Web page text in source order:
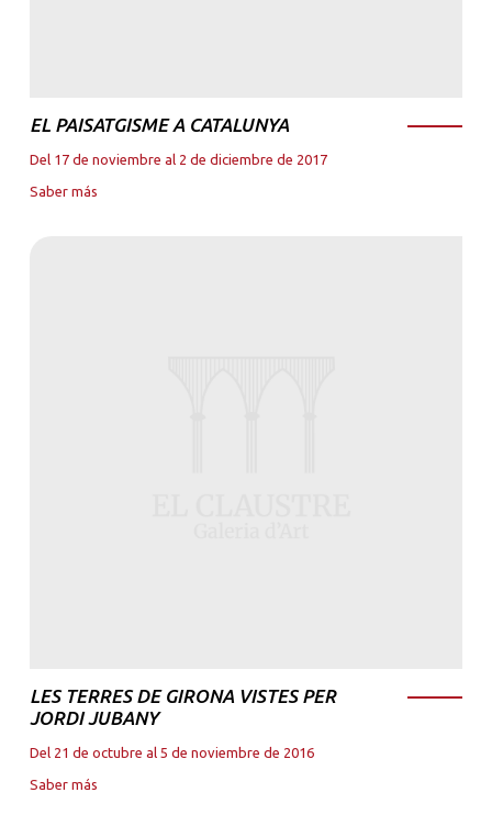
EL PAISATGISME A CATALUNYA
Del 17 de noviembre al 2 de diciembre de 2017
Saber más
LES TERRES DE GIRONA VISTES PER
JORDI JUBANY
Del 21 de octubre al 5 de noviembre de 2016
Saber más